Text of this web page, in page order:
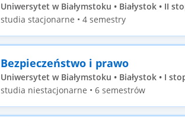
Uniwersytet w Białymstoku • Białystok • II
studia stacjonarne • 4 semestry
Bezpieczeństwo i prawo
Uniwersytet w Białymstoku • Białystok • I
studia niestacjonarne • 6 semestrów